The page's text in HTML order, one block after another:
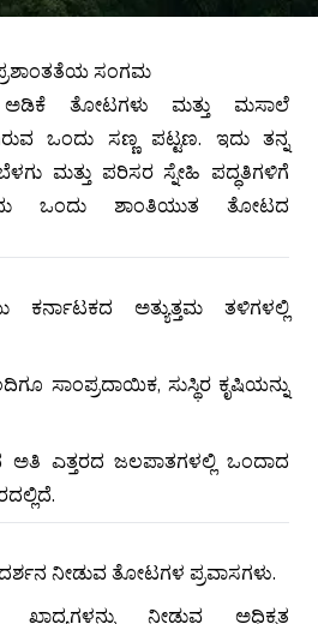
ಸಂಗಮ
ಅಡಿಕೆ ತೋಟಗಳು ಮತ್ತು ಮಸಾಲೆ
ಒಂದು ಸಣ್ಣ ಪಟ್ಟಣ. ಇದು ತನ್ನ
ಮತ್ತು ಪರಿಸರ ಸ್ನೇಹಿ ಪದ್ಧತಿಗಳಿಗೆ
ಒಂದು ಶಾಂತಿಯುತ ತೋಟದ
ಕರ್ನಾಟಕದ ಅತ್ಯುತ್ತಮ ತಳಿಗಳಲ್ಲಿ
ಸಾಂಪ್ರದಾಯಿಕ, ಸುಸ್ಥಿರ ಕೃಷಿಯನ್ನು
ಎತ್ತರದ ಜಲಪಾತಗಳಲ್ಲಿ ಒಂದಾದ
ನೀಡುವ ತೋಟಗಳ ಪ್ರವಾಸಗಳು.
ನೀಡುವ ಅಧಿಕೃತ